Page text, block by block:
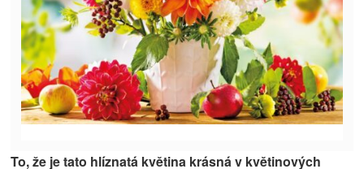
To, že je tato hlíznatá květina krásná v květinových